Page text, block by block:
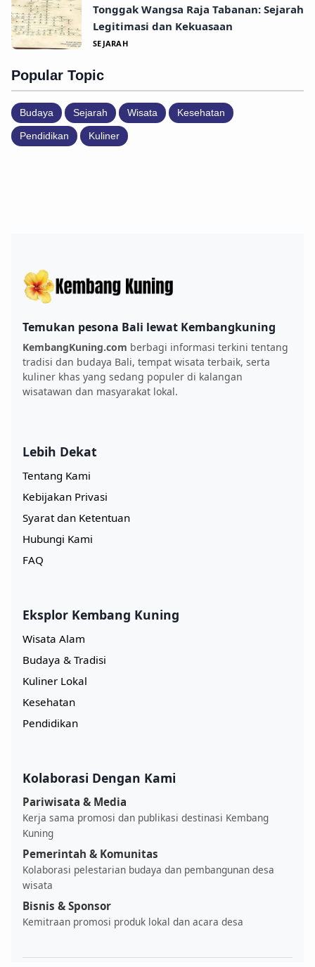
Tonggak Wangsa Raja Tabanan: Sejarah
Legitimasi dan Kekuasaan
SEJARAH
Popular Topic
Budaya Sejarah Wisata Kesehatan
Pendidikan Kuliner
Temukan pesona Bali lewat Kembangkuning
KembangKuning.com berbagi informasi terkini tentang
tradisi dan budaya Bali, tempat wisata terbaik, serta
kuliner khas yang sedang populer di kalangan
wisatawan dan masyarakat lokal.
Lebih Dekat
Tentang Kami
Kebijakan Privasi
Syarat dan Ketentuan
Hubungi Kami
FAQ
Eksplor Kembang Kuning
Wisata Alam
Budaya & Tradisi
Kuliner Lokal
Kesehatan
Pendidikan
Kolaborasi Dengan Kami
Pariwisata & Media
Kerja sama promosi dan publikasi destinasi Kembang
Kuning
Pemerintah & Komunitas
Kolaborasi pelestarian budaya dan pembangunan desa
wisata
Bisnis & Sponsor
Kemitraan promosi produk lokal dan acara desa